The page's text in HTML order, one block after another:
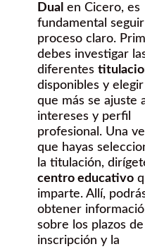
Dual en Cicero, es
fundamental
proceso claro.
debes investigar
diferentes
disponibles y elegir
que más se ajuste
intereses y perfil
profesional. Una
que hayas
la titulación,
centro educativo
imparte. Allí,
obtener
sobre los plazos de
inscripción y la